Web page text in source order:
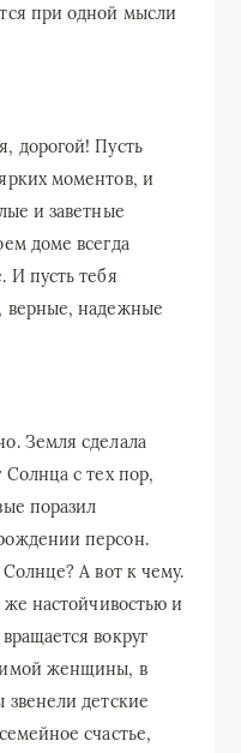
при одной мысли
дорогой! Пусть
моментов, и
и заветные
доме всегда
И пусть тебя
верные, надежные
Земля сделала
Солнца с тех пор,
поразил
персон.
А вот к чему.
настойчивостью и
вокруг
женщины, в
звенели детские
счастье,